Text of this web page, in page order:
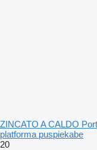
ZINCATO A CALDO
platforma puspiekabe
20